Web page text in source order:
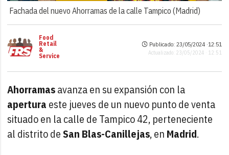
Fachada del nuevo Ahorramas de la calle Tampico (Madrid)
Food
Retail
&
Service
Publicado: 23/05/2024 ·12:51
Actualizado: 23/05/2024 · 12:51
Ahorramasavanza en su expansión con la
apertura este jueves de un nuevo punto de venta
situado en la calle de Tampico 42, perteneciente
al distrito deSan Blas-Canillejas, en Madrid.